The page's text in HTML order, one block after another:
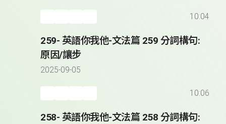
10:04
259- 英語你我他-文法篇 259 分詞構句:
原因/讓步
2025-09-05
10:06
258- 英語你我他-文法篇 258 分詞構句: